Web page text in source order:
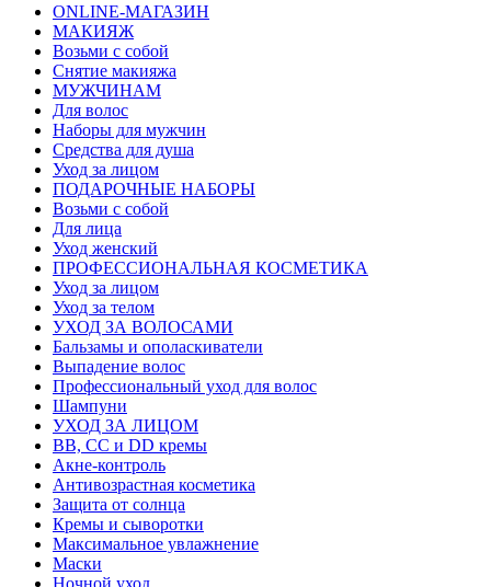
ONLINE-МАГАЗИН
МАКИЯЖ
Возьми с собой
Снятие макияжа
МУЖЧИНАМ
Для волос
Наборы для мужчин
Средства для душа
Уход за лицом
ПОДАРОЧНЫЕ НАБОРЫ
Возьми с собой
Для лица
Уход женский
ПРОФЕССИОНАЛЬНАЯ КОСМЕТИКА
Уход за лицом
Уход за телом
УХОД ЗА ВОЛОСАМИ
Бальзамы и ополаскиватели
Выпадение волос
Профессиональный уход для волос
Шампуни
УХОД ЗА ЛИЦОМ
BB, CC и DD кремы
Акне-контроль
Антивозрастная косметика
Защита от солнца
Кремы и сыворотки
Максимальное увлажнение
Маски
Ночной уход